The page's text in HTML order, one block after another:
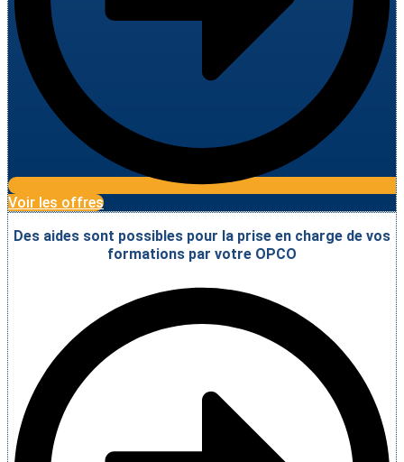
Voir les offres
Des aides sont possibles pour la prise en charge de vos
formations par votre OPCO